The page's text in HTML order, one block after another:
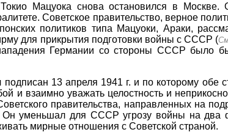
Мацуока снова остановился в Москве.
Советское правительство, верное
политиков типа Мацуоки, Араки,
для прикрытия подготовки войны с СССР (
Германии со стороны СССР было
подписан 13 апреля 1941 г. и по которому обе
и взаимно уважать целостность и
правительства, направленных на
Он уменьшал для СССР угрозу войны на два
мирные отношения с Советской страной.